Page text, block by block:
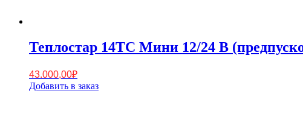
Теплостар 14TC Мини 12/24 В
43.000,00₽
Добавить в заказ